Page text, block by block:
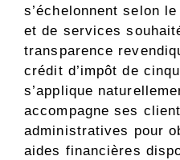
s’échelonnent selon
et de services
transparence
crédit d’impôt de
s’applique
accompagne ses
administratives pour
aides financières